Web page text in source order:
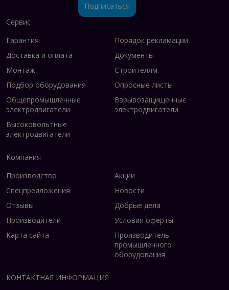
Подписаться
Сервис
Гарантия
Порядок рекламации
Доставка и оплата
Документы
Монтаж
Строителям
Подбор оборудования
Опросные листы
Общепромышленные
электродвигатели
Взрывозащищенные
электродвигатели
Высоковольтные
электродвигатели
Компания
Производство
Акции
Спецпредложения
Новости
Отзывы
Добрые дела
Производители
Условия оферты
Карта сайта
Производитель
промышленного
оборудования
КОНТАКТНАЯ ИНФОРМАЦИЯ